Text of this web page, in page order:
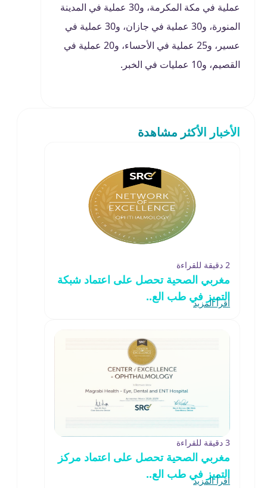
عملية في مكة المكرمة، و30 عملية في المدينة
المنورة، و30 عملية في جازان، و30 عملية في
عسير، و25 عملية في الأحساء، و20 عملية في
القصيم، و10 عمليات في الخبر.
الأخبار الأكثر مشاهدة
2 دقيقة للقراءة
مغربي الصحية تحصل على اعتماد شبكة
التميز في طب الع..
اقرأ المزيد
3 دقيقة للقراءة
مغربي الصحية تحصل على اعتماد مركز
التميز في طب الع..
اقرأ المزيد